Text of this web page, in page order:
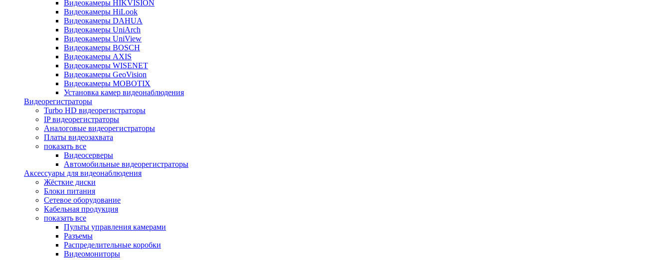
Видеокамеры HIKVISION
Видеокамеры HiLook
Видеокамеры DAHUA
Видеокамеры UniArch
Видеокамеры UniView
Видеокамеры BOSCH
Видеокамеры AXIS
Видеокамеры WISENET
Видеокамеры GeoVision
Видеокамеры MOBOTIX
Установка камер видеонаблюдения
Видеорегистраторы
Turbo HD видеорегистраторы
IP видеорегистраторы
Аналоговые видеорегистраторы
Платы видеозахвата
показать все
Видеосерверы
Автомобильные видеорегистраторы
Аксессуары для видеонаблюдения
Жёсткие диски
Блоки питания
Сетевое оборудование
Кабельная продукция
показать все
Пульты управления камерами
Разъемы
Распределительные коробки
Видеомониторы